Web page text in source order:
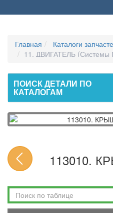
Главная Каталоги
11. ДВИГАТЕЛЬ (системы
ПОИСК ДЕТАЛИ ПО
КАТАЛОГАМ
113010.